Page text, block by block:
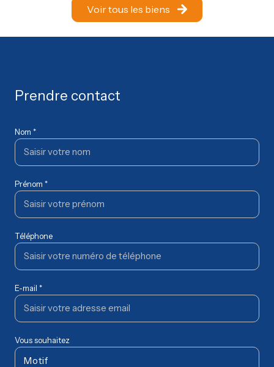
Voir tous les biens
Prendre contact
Nom *
Prénom *
Téléphone
E-mail *
Vous souhaitez
Motif